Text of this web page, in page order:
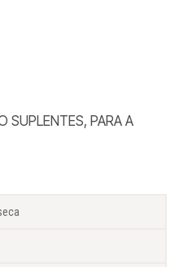
SUPLENTES, PARA A